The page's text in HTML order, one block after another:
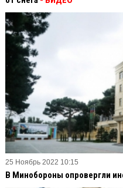
25 Ноябрь 2022 10:15
В Минобороны опровергли